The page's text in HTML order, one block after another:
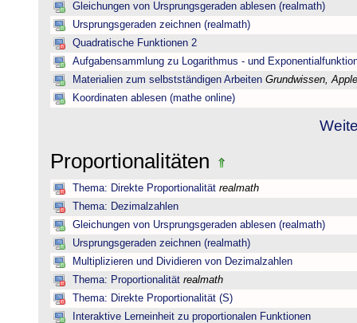
Gleichungen von Ursprungsgeraden ablesen (realmath)
Ursprungsgeraden zeichnen (realmath)
Quadratische Funktionen 2
Aufgabensammlung zu Logarithmus - und
Materialien zum selbstständigen Arbeiten Grundwissen,
Koordinaten ablesen (mathe online)
Proportionalitäten
Thema: Direkte Proportionalität realmath
Thema: Dezimalzahlen
Gleichungen von Ursprungsgeraden ablesen (realmath)
Ursprungsgeraden zeichnen (realmath)
Multiplizieren und Dividieren von Dezimalzahlen
Thema: Proportionalität realmath
Thema: Direkte Proportionalität (S)
Interaktive Lerneinheit zu proportionalen Funktionen